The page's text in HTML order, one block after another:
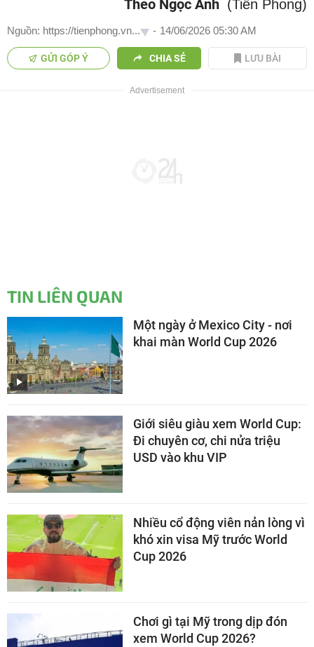
Theo Ngọc Ánh (Tiền Phong)
Nguồn: https://tienphong.vn... - 14/06/2026 05:30 AM
GỬI GÓP Ý CHIA SẺ LƯU BÀI
TIN LIÊN QUAN
Một ngày ở Mexico City - nơi
khai màn World Cup 2026
Giới siêu giàu xem World Cup:
Đi chuyên cơ, chi nửa triệu
USD vào khu VIP
Nhiều cổ động viên nản lòng vì
khó xin visa Mỹ trước World
Cup 2026
Chơi gì tại Mỹ trong dịp đón
xem World Cup 2026?